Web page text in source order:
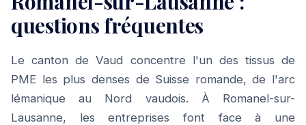
questions fréquentes
Le canton de Vaud concentre l'un des tissus de
PME les plus denses de Suisse romande, de l'arc
lémanique au Nord vaudois. À Romanel-sur-
Lausanne, les entreprises font face à une